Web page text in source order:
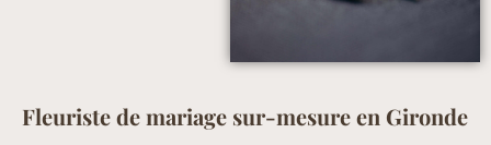
Fleuriste de mariage sur-mesure en Gironde